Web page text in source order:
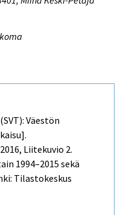
Väestön
2016, Liitekuvio 2.
1994–2015 sekä
Tilastokeskus